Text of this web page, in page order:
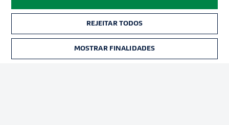
Gerir preferências Aviso de privacidade
Termos de uso Trabalhe conosco
REJEITAR TODOS
MOSTRAR FINALIDADES